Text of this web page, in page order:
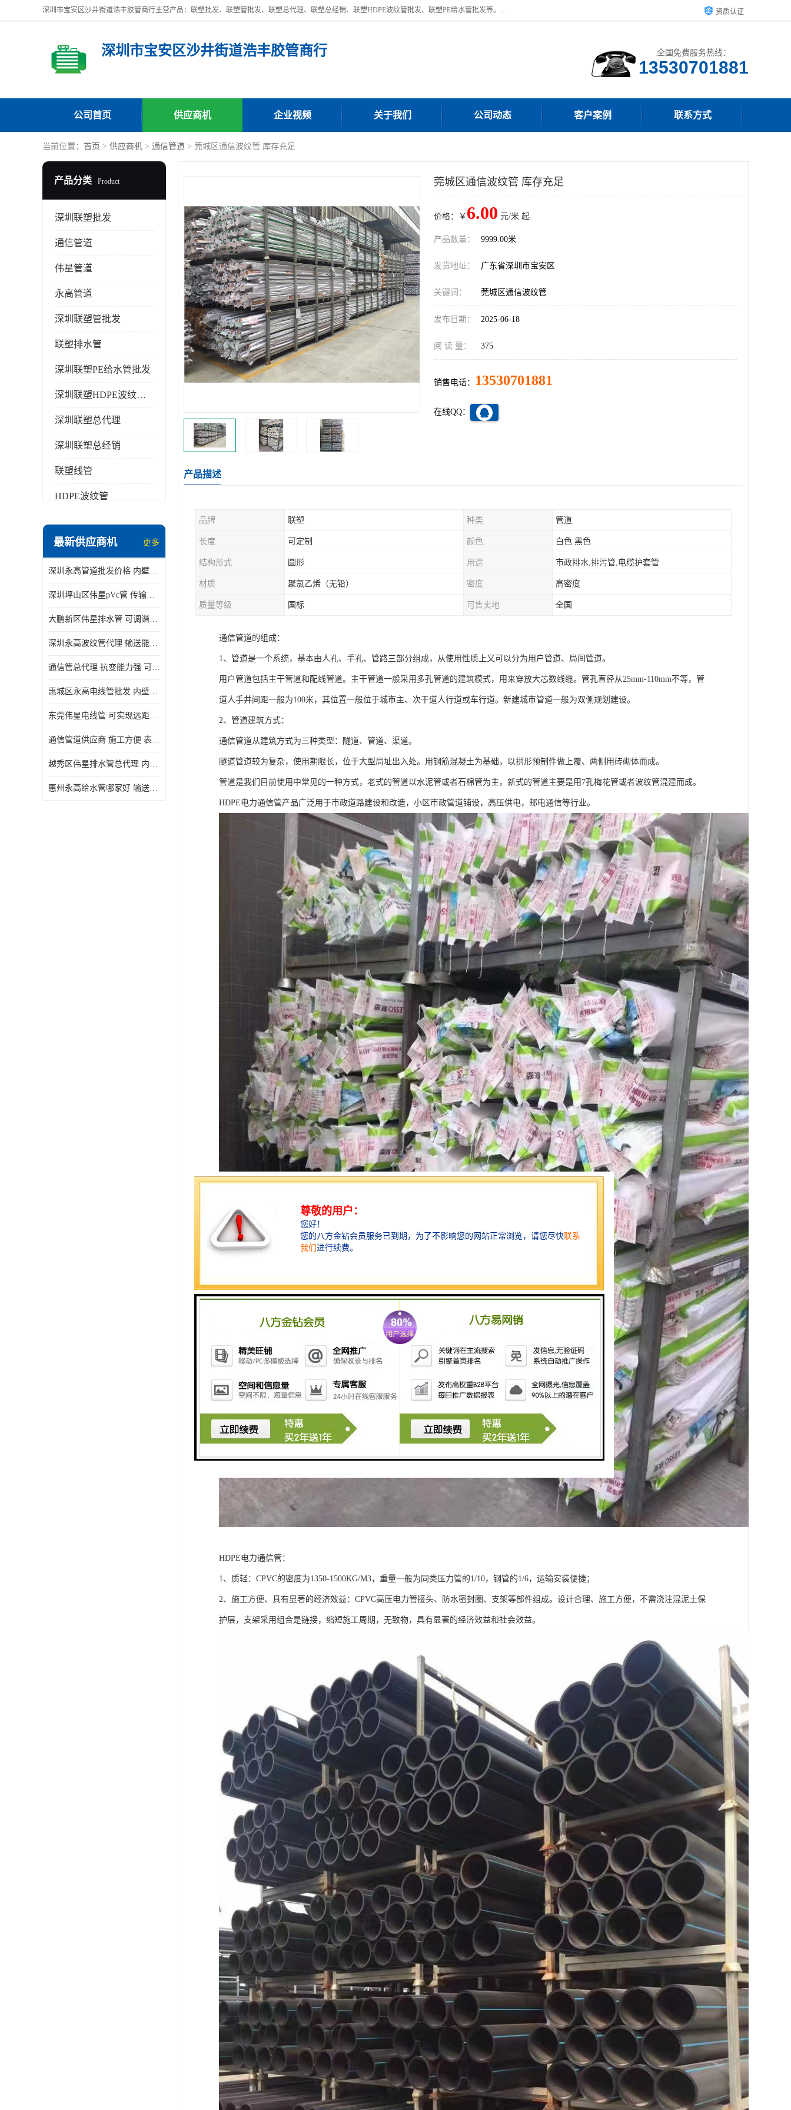
深圳市宝安区沙井街道浩丰胶管商行主营产品：联塑批发、联塑管批发、联塑总代理、联塑总经销、联塑HDPE波纹管批发、联塑PE给水管批发等。凭借服务以及多年的勤奋拼搏，发展成为一家销售各种管材管件，绝缘电工套管及配件等系列产品的贸易公司。公司秉承“顾客至上，锐意进取”的经营理念，坚持“客户至上”原则为广大客户提供的服务。欢迎惠顾！ 资质认证
深圳市宝安区沙井街道浩丰胶管商行 全国免费服务热线：
公司首页 供应商机 企业视频 关于我们 公司动态 客户案例 联系方式
当前位置： 首页 > 供应商机 > 通信管道 > 莞城区通信波纹管 库存充足
产品分类 Product
深圳联塑批发
通信管道
伟星管道
永高管道
深圳联塑管批发
联塑排水管
深圳联塑PE给水管批发
深圳联塑HDPE波纹管批发
深圳联塑总代理
深圳联塑总经销
联塑线管
HDPE波纹管
最新供应商机 更多
深圳永高管道批发价格 内壁光滑 抗震性能好
深圳坪山区伟星pVc管 传输损耗小 频率稳定性好
大鹏新区伟星排水管 可调谐性好 大功率 效率高
深圳永高波纹管代理 输送能力强 可以承受高温
通信管总代理 抗变能力强 可耐强震 扭曲
惠城区永高电线管批发 内壁光滑 抗震性能好
东莞伟星电线管 可实现远距离通信 频率稳定性好
通信管道供应商 施工方便 表面电阻系数大
越秀区伟星排水管总代理 内部表面光滑 大功率 效率高
惠州永高给水管哪家好 输送能力强 方便施工和运输
莞城区通信波纹管 库存充足
价格：￥ 6.00 元/米 起
产品数量： 9999.00米
发货地址： 广东省深圳市宝安区
关键词： 莞城区通信波纹管
发布日期： 2025-06-18
阅 读 量： 375
销售电话： 13530701881
在线QQ：
产品描述
品牌 联塑 种类 管道
长度 可定制 颜色 白色 黑色
结构形式 圆形 用途 市政排水,排污管,电缆护套管
材质 聚氯乙烯（无铅） 密度 高密度
质量等级 国标 可售卖地 全国
通信管道的组成：
1、管道是一个系统，基本由人孔、手孔、管路三部分组成，从使用性质上又可以分为用户管道、局间管道。
用户管道包括主干管道和配线管道。主干管道一般采用多孔管道的建筑模式，用来穿放大芯数线缆。管孔直径从25mm-110mm不等，管
道人手井间距一般为100米，其位置一般位于城市主、次干道人行道或车行道。新建城市管道一般为双侧规划建设。
2、管道建筑方式：
通信管道从建筑方式为三种类型：隧道、管道、渠道。
隧道管道较为复杂，使用期限长，位于大型局址出入处。用钢筋混凝土为基础，以拱形预制件做上覆、两侧用砖砌体而成。
管道是我们目前使用中常见的一种方式，老式的管道以水泥管或者石棉管为主，新式的管道主要是用7孔梅花管或者波纹管混建而成。
HDPE电力通信管产品广泛用于市政道路建设和改造，小区市政管道铺设，高压供电，邮电通信等行业。
HDPE电力通信管：
1、质轻：CPVC的密度为1350-1500KG/M3，重量一般为同类压力管的1/10，钢管的1/6，运输安装便捷；
2、施工方便、具有显著的经济效益：CPVC高压电力管接头、防水密封圈、支架等部件组成。设计合理、施工方便，不需浇注混泥土保
护层，支架采用组合是链接，缩短施工周期，无致物，具有显著的经济效益和社会效益。